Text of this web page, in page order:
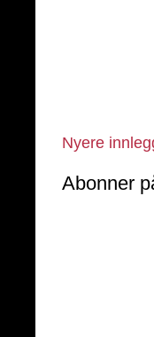
Nyere
Abonner